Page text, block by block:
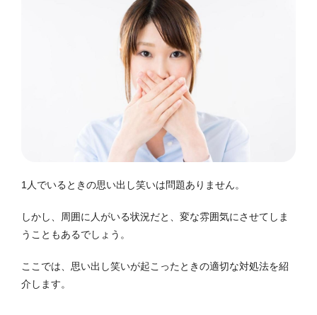
1人でいるときの思い出し笑いは問題ありません。
しかし、周囲に人がいる状況だと、変な雰囲気にさせてしま
うこともあるでしょう。
ここでは、思い出し笑いが起こったときの適切な対処法を紹
介します。